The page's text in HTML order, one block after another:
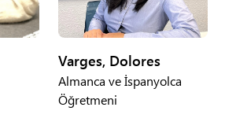
Varges, Dolores
Almanca ve İspanyolca
Öğretmeni